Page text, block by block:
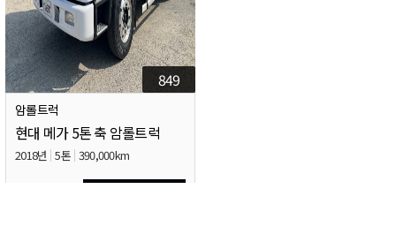
849
암롤트럭
현대 메가 5톤 축 암롤트럭
2018년 5톤 390,000km